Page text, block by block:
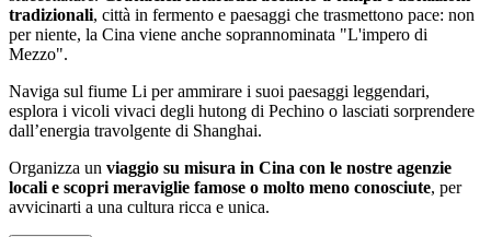
tradizionali, città in fermento e paesaggi che trasmettono pace: non
per niente, la Cina viene anche soprannominata "L'impero di
Mezzo".
Naviga sul fiume Li per ammirare i suoi paesaggi leggendari,
esplora i vicoli vivaci degli hutong di Pechino o lasciati sorprendere
dall’energia travolgente di Shanghai.
Organizza un viaggio su misura in Cina con le nostre agenzie
locali e scopri meraviglie famose o molto meno conosciute, per
avvicinarti a una cultura ricca e unica.